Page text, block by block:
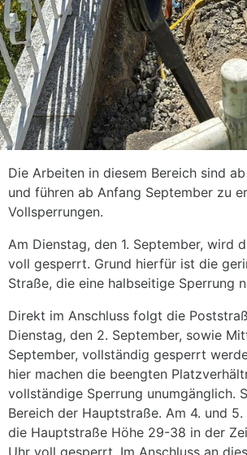
Die Arbeiten in diesem Bereich sind
und führen ab Anfang September zu
Vollsperrungen.
Am Dienstag, den 1. September, wird
voll gesperrt. Grund hierfür ist die
Straße, die eine halbseitige Sperrung
Direkt im Anschluss folgt die
Dienstag, den 2. September, sowie
September, vollständig gesperrt
hier machen die beengten
vollständige Sperrung unumgänglich.
Bereich der Hauptstraße. Am 4. und
die Hauptstraße Höhe 29-38 in der